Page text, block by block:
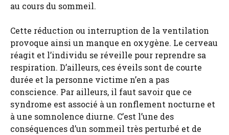
au cours du sommeil.
Cette réduction ou interruption de la ventilation
provoque ainsi un manque en oxygène. Le cerveau
réagit et l’individu se réveille pour reprendre sa
respiration. D’ailleurs, ces éveils sont de courte
durée et la personne victime n’en a pas
conscience. Par ailleurs, il faut savoir que ce
syndrome est associé à un ronflement nocturne et
à une somnolence diurne. C’est l’une des
conséquences d’un sommeil très perturbé et de